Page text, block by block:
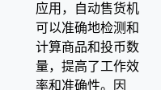
应用，自动售货机
可以准确地检测和
计算商品和投币数
量，提高了工作效
率和准确性。因